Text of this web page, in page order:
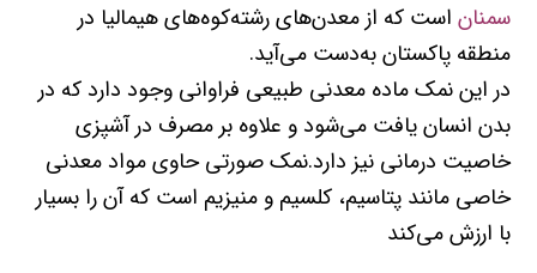
سمنان است که از معدن‌های رشته‌کوه‌های هیمالیا در
منطقه پاکستان به‌دست می‌آید.
در این نمک ماده معدنی طبیعی فراوانی وجود دارد که در
بدن انسان یافت می‌شود و علاوه بر مصرف در آشپزی
خاصیت درمانی نیز دارد.نمک صورتی حاوی مواد معدنی
خاصی مانند پتاسیم، کلسیم و منیزیم است که آن را بسیار
با ارزش می‌کند